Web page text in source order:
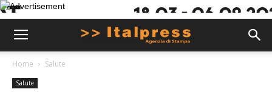
Home Salute
Salute